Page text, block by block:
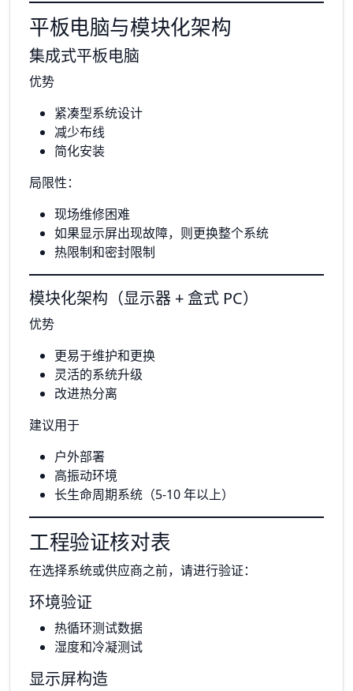
平板电脑与模块化架构
集成式平板电脑
优势
紧凑型系统设计
减少布线
简化安装
局限性：
现场维修困难
如果显示屏出现故障，则更换整个系统
热限制和密封限制
模块化架构（显示器 + 盒式 PC）
优势
更易于维护和更换
灵活的系统升级
改进热分离
建议用于
户外部署
高振动环境
长生命周期系统（5-10 年以上）
工程验证核对表
在选择系统或供应商之前，请进行验证：
环境验证
热循环测试数据
湿度和冷凝测试
显示屏构造